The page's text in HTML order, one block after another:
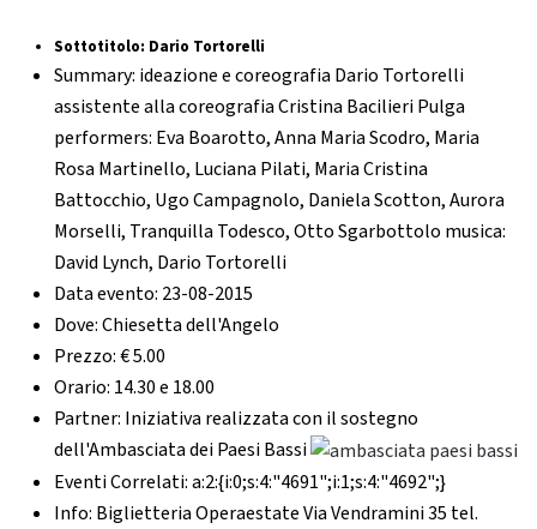
Sottotitolo: Dario Tortorelli
Summary: ideazione e coreografia Dario Tortorelli
assistente alla coreografia Cristina Bacilieri Pulga
performers: Eva Boarotto, Anna Maria Scodro, Maria
Rosa Martinello, Luciana Pilati, Maria Cristina
Battocchio, Ugo Campagnolo, Daniela Scotton, Aurora
Morselli, Tranquilla Todesco, Otto Sgarbottolo musica:
David Lynch, Dario Tortorelli
Data evento: 23-08-2015
Dove:Chiesetta dell'Angelo
Prezzo:€ 5.00
Orario: 14.30 e 18.00
Partner: Iniziativa realizzata con il sostegno
dell'Ambasciata dei Paesi Bassi
Eventi Correlati:a:2:{i:0;s:4:"4691";i:1;s:4:"4692";}
Info: Biglietteria Operaestate Via Vendramini 35 tel.